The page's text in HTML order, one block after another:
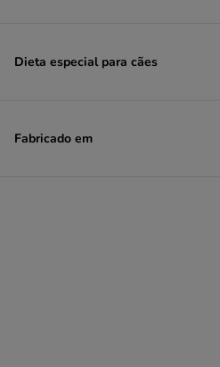
Isegrim
JosiDog
Dieta especial para cães
Fabricado em